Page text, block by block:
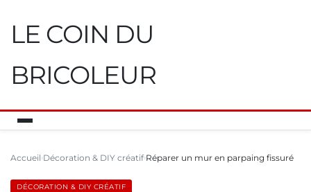
LE COIN DU
BRICOLEUR
Accueil Décoration & DIY créatif Réparer un mur en parpaing fissuré
DÉCORATION & DIY CRÉATIF